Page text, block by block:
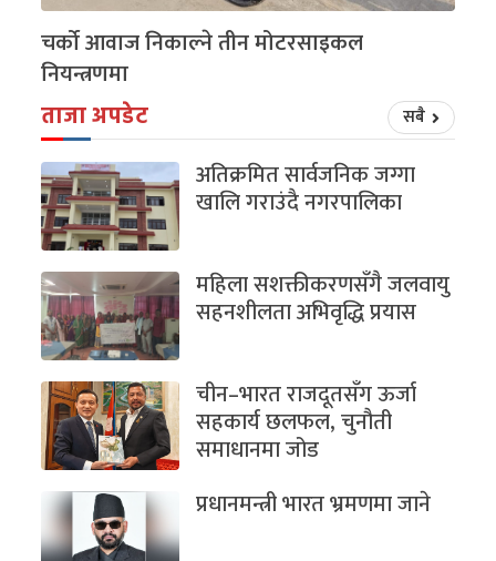
चर्को आवाज निकाल्ने तीन मोटरसाइकल
नियन्त्रणमा
ताजा अपडेट सबै
अतिक्रमित सार्वजनिक जग्गा
खालि गराउंदै नगरपालिका
महिला सशक्तीकरणसँगै जलवायु
सहनशीलता अभिवृद्धि प्रयास
चीन–भारत राजदूतसँग ऊर्जा
सहकार्य छलफल, चुनौती
समाधानमा जोड
प्रधानमन्त्री भारत भ्रमणमा जाने